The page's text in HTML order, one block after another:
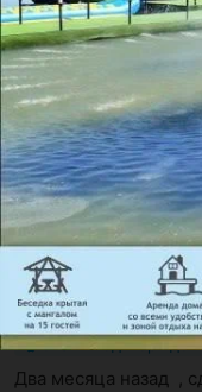
вом звонка к
консультацию. Яв...
Аноним
5 марта 2021
Отзыв подтвержден
Прекрасны салон,
боялась, пришла
Талейко Н. - Косметик
Аноним
3 февраля 2021
Отзыв подтвержден
Два месяца назад  ,